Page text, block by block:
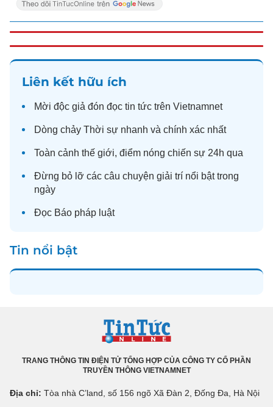
Liên kết hữu ích
Mời độc giả đón đọc tin tức trên Vietnamnet
Dòng chảy Thời sự nhanh và chính xác nhất
Toàn cảnh thế giới, điểm nóng chiến sự 24h qua
Đừng bỏ lỡ các câu chuyện giải trí nổi bật trong
ngày
Đọc Báo pháp luật
Tin nổi bật
TRANG THÔNG TIN ĐIỆN TỬ TỔNG HỢP CỦA CÔNG TY CỔ PHẦN
TRUYỀN THÔNG VIETNAMNET
Địa chỉ: Tòa nhà C’land, số 156 ngõ Xã Đàn 2, Đống Đa, Hà Nội